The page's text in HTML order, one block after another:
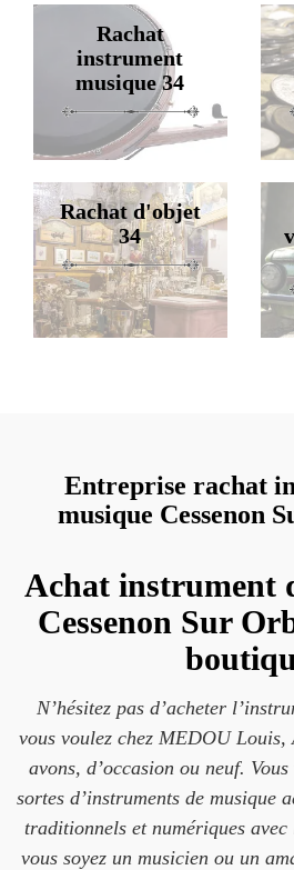
Rachat
instrument
musique 34
Rachat d'objet
34
Entreprise rachat
musique Cessenon
Achat instrument
Cessenon Sur
N’hésitez pas d’acheter
vous voulez chez MEDOU
avons, d’occasion ou neuf.
sortes d’instruments de musique
traditionnels et numériques avec
vous soyez un musicien ou un